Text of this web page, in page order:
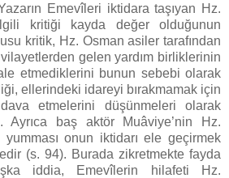
Emevîleri iktidara taşıyan Hz.
kritiği kayda değer olduğunun
kritik, Hz. Osman asiler tarafından
vilayetlerden gelen yardım birliklerinin
etmediklerini bunun sebebi olarak
ellerindeki idareyi bırakmamak için
etmelerini düşünmeleri olarak
Ayrıca baş aktör Muâviye’nin Hz.
yumması onun iktidarı ele geçirmek
(s. 94). Burada zikretmekte fayda
iddia, Emevîlerin hilafeti Hz.